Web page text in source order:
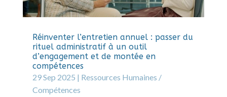
Réinventer l’entretien annuel : passer du
rituel administratif à un outil
d’engagement et de montée en
compétences
29 Sep 2025 | Ressources Humaines /
Compétences